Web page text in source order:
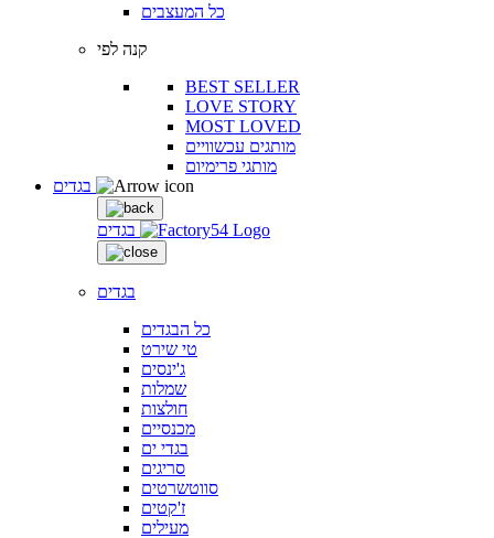
כל המעצבים
קנה לפי
BEST SELLER
LOVE STORY
MOST LOVED
מותגים עכשוויים
מותגי פרימיום
בגדים
בגדים
כל הבגדים
טי שירט
ג'ינסים
שמלות
חולצות
מכנסיים
בגדי ים
סריגים
סווטשרטים
ז'קטים
מעילים